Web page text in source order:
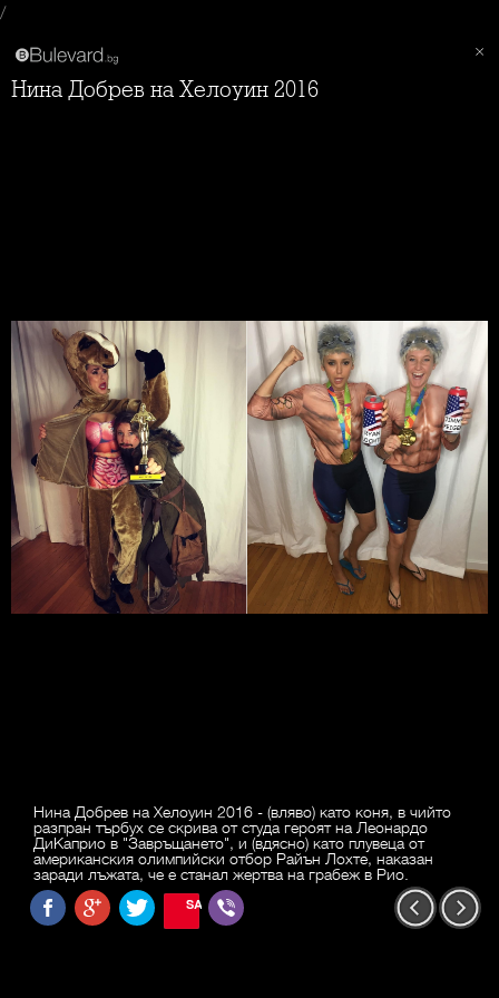
/
Нина Добрев на Хелоуин 2016
Нина Добрев на Хелоуин 2016 - (вляво) като коня, в чийто
разпран търбух се скрива от студа героят на Леонардо
ДиКаприо в "Завръщането", и (вдясно) като плувеца от
американския олимпийски отбор Райън Лохте, наказан
заради лъжата, че е станал жертва на грабеж в Рио.
SAVE